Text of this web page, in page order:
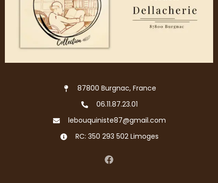
87800 Burgnac, France
06.11.87.23.01
lebouquiniste87@gmail.com
RC: 350 293 502 Limoges